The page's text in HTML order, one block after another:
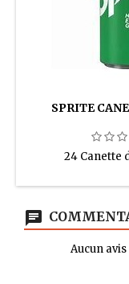
SPRITE
24 Canette
Aucun